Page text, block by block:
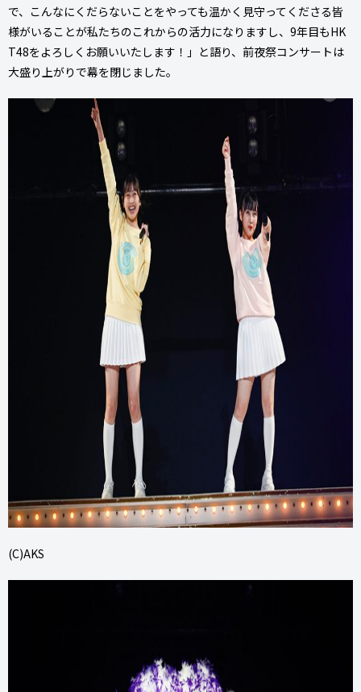
で、こんなにくだらないことをやっても温かく見守ってくださる皆
様がいることが私たちのこれからの活力になりますし、9年目もHK
T48をよろしくお願いいたします！」と語り、前夜祭コンサートは
大盛り上がりで幕を閉じました。
(C)AKS